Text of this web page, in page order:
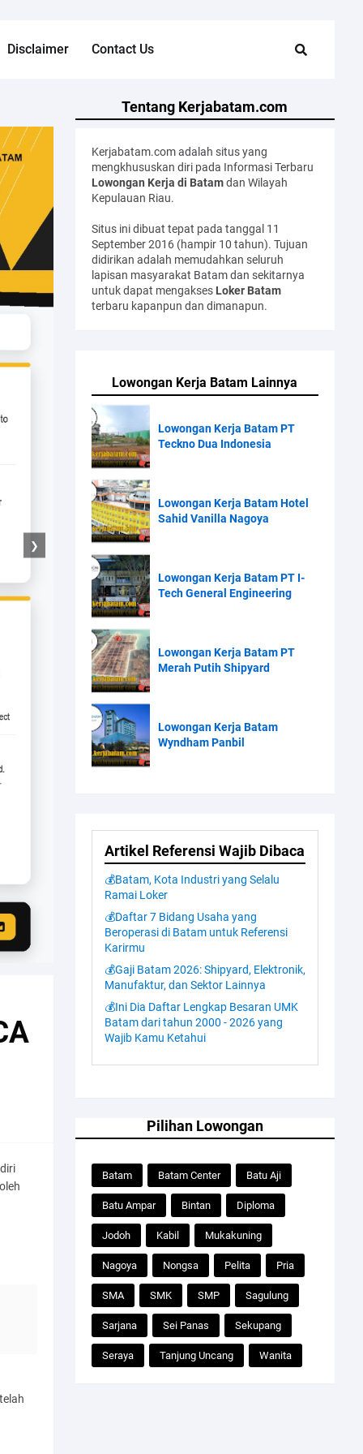
Disclaimer Contact Us
❯
Tentang Kerjabatam.com
Kerjabatam.com adalah situs yang
mengkhususkan diri pada Informasi Terbaru
Lowongan Kerja di Batamdan Wilayah
Kepulauan Riau.
Situs ini dibuat tepat pada tanggal 11
September 2016 (hampir 10 tahun). Tujuan
didirikan adalah memudahkan seluruh
lapisan masyarakat Batam dan sekitarnya
untuk dapat mengakses Loker Batam
terbaru kapanpun dan dimanapun.
Lowongan Kerja Batam Lainnya
Lowongan Kerja Batam PT
Teckno Dua Indonesia
Lowongan Kerja Batam Hotel
Sahid Vanilla Nagoya
Lowongan Kerja Batam PT I-
Tech General Engineering
Lowongan Kerja Batam PT
Merah Putih Shipyard
Lowongan Kerja Batam
Wyndham Panbil
Artikel Referensi Wajib Dibaca
💰Batam, Kota Industri yang Selalu
Ramai Loker
💰Daftar 7 Bidang Usaha yang
Beroperasi di Batam untuk Referensi
Karirmu
💰Gaji Batam 2026: Shipyard, Elektronik,
Manufaktur, dan Sektor Lainnya
💰Ini Dia Daftar Lengkap Besaran UMK
Batam dari tahun 2000 - 2026 yang
Wajib Kamu Ketahui
Pilihan Lowongan
Batam Batam Center Batu Aji
Batu Ampar Bintan Diploma
Jodoh Kabil Mukakuning
Nagoya Nongsa Pelita Pria
SMA SMK SMP Sagulung
Sarjana Sei Panas Sekupang
Seraya Tanjung Uncang Wanita